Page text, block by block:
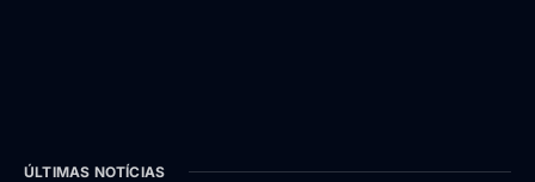
ÚLTIMAS NOTÍCIAS